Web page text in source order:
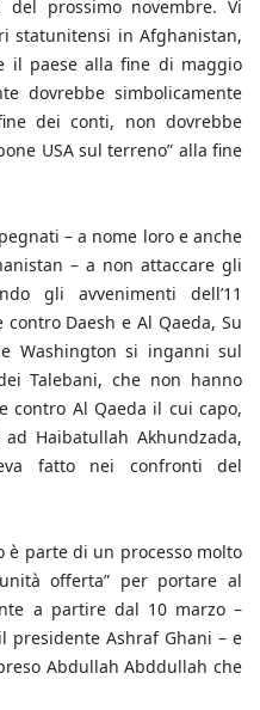
prossimo novembre. Vi
statunitensi in Afghanistan,
il paese alla fine di maggio
dovrebbe simbolicamente
dei conti, non dovrebbe
USA sul terreno” alla fine
– a nome loro e anche
– a non attaccare gli
gli avvenimenti dell’11
Daesh e Al Qaeda, Su
Washington si inganni sul
Talebani, che non hanno
contro Al Qaeda il cui capo,
Haibatullah Akhundzada,
fatto nei confronti del
è parte di un processo molto
offerta” per portare al
a partire dal 10 marzo –
presidente Ashraf Ghani – e
Abdullah Abddullah che